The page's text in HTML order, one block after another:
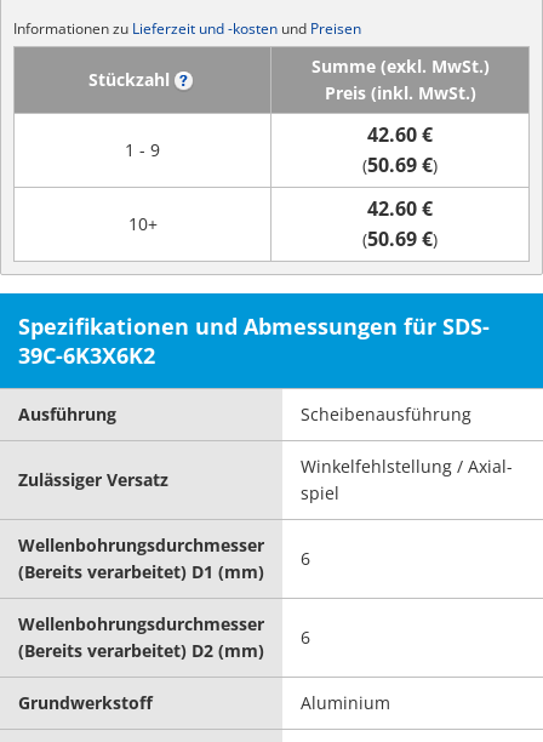
Informationen zu Lieferzeit und -kosten und Preisen
Stückzahl
Summe (exkl. MwSt.)
Preis (inkl. MwSt.)
1 - 9
42.60 €
(50.69 €)
10+
42.60 €
(50.69 €)
Spezifikationen und Abmessungen für SDS-
39C-6K3X6K2
Ausführung Scheibenausführung
Zulässiger Versatz
Winkelfehlstellung / Axial-
spiel
Wellenbohrungsdurchmesser
(Bereits verarbeitet) D1 (mm)
6
Wellenbohrungsdurchmesser
(Bereits verarbeitet) D2 (mm)
6
Grundwerkstoff Aluminium